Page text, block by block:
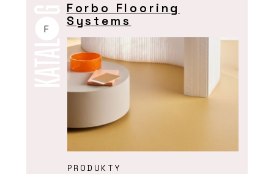
F
Forbo Flooring
Systems
PRODUKTY